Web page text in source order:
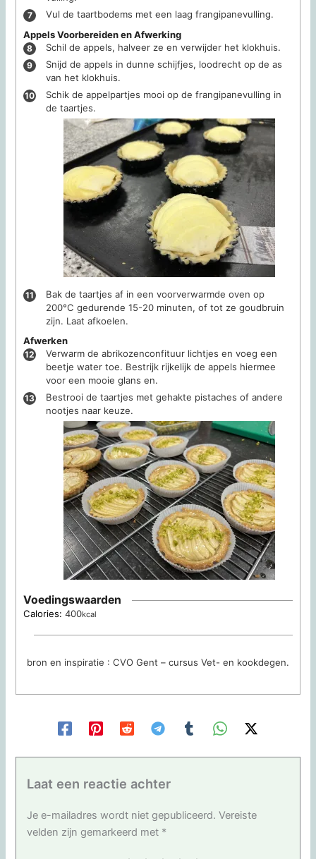
Vul de taartbodems met een laag frangipanevulling.
Appels Voorbereiden en Afwerking
Schil de appels, halveer ze en verwijder het klokhuis.
Snijd de appels in dunne schijfjes, loodrecht op de as
van het klokhuis.
Schik de appelpartjes mooi op de frangipanevulling in
de taartjes.
Bak de taartjes af in een voorverwarmde oven op
200°C gedurende 15-20 minuten, of tot ze goudbruin
zijn. Laat afkoelen.
Afwerken
Verwarm de abrikozenconfituur lichtjes en voeg een
beetje water toe. Bestrijk rijkelijk de appels hiermee
voor een mooie glans en.
Bestrooi de taartjes met gehakte pistaches of andere
nootjes naar keuze.
Voedingswaarden
Calories:400kcal
bron en inspiratie : CVO Gent – cursus Vet- en kookdegen.
Laat een reactie achter
Je e-mailadres wordt niet gepubliceerd. Vereiste
velden zijn gemarkeerd met *